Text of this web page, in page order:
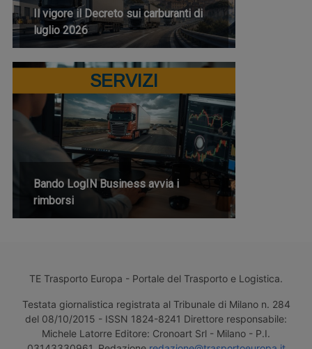
Il vigore il Decreto sui carburanti di
luglio 2026
SERVIZI
Bando LogIN Business avvia i
rimborsi
TE Trasporto Europa - Portale del Trasporto e Logistica.
Testata giornalistica registrata al Tribunale di Milano n. 284
del 08/10/2015 - ISSN 1824-8241 Direttore responsabile:
Michele Latorre Editore: Cronoart Srl - Milano - P.I.